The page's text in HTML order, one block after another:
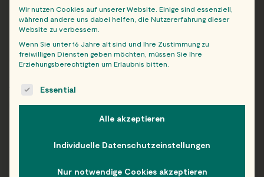
HAPPY MIX
2x Maki Gurke, 2x Maki Lachs, 2x Maki Thunfisch, 2x Nigiri
Lachs, 1x Nigiri Thunfisch, 1x Nigiri Ebi, 4x Futo Lachs
Avocado, 4x California Lachs Avocado
Wähle deinen Abholort:
incl. 10% MwSt.
Wir nutzen Cookies auf unserer Website. Einige sind essenziell,
während andere uns dabei helfen, die Nutzererfahrung dieser
Website zu verbessern.
Wenn Sie unter 16 Jahre alt sind und Ihre Zustimmung zu
freiwilligen Diensten geben möchten, müssen Sie Ihre
Erziehungsberechtigten um Erlaubnis bitten.
The following is a list of service groups for which consent
Essential
Alle akzeptieren
Individuelle Datenschutzeinstellungen
Nur notwendige Cookies akzeptieren